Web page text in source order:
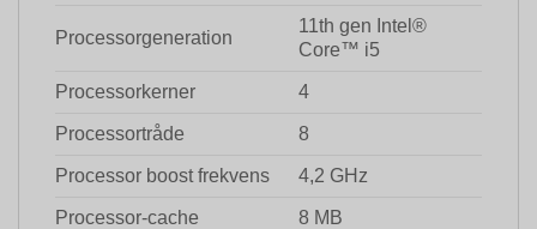
Processorgeneration
11th gen Intel®
Core™ i5
Processorkerner 4
Processortråde 8
Processor boost frekvens 4,2 GHz
Processor-cache 8 MB